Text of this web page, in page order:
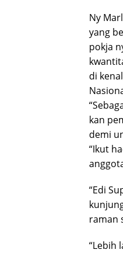
Ny
yang
pokja
di
kan
demi
“Ikut
“Edi
raman
“Lebih